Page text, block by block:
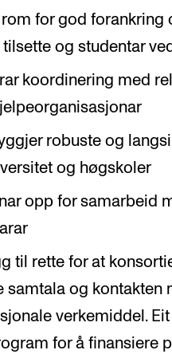
for god forankring
og studentar
koordinering med
robuste og
og høgskoler
opp for samarbeid
til rette for at
samtala og kontakten
verkemiddel.
for å finansiere